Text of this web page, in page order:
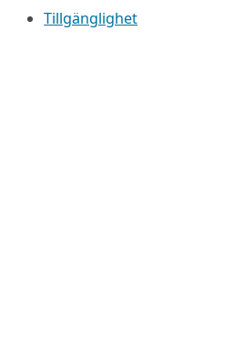
Tillgänglighet